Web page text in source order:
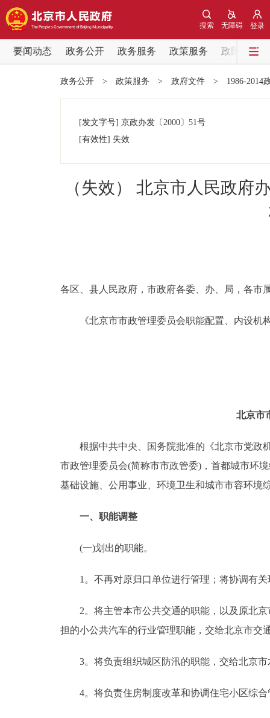
登录
无障碍
搜索
要闻动态 政务公开 政务服务 政策服务
政民互动
党中央精神
政务公开
政民互动
绿色北京
ENGLISH
政务公开 > 政策服务 > 政府文件 > 1986-2014
[发文字号] 京政办发 〔2000〕 51号
[有效性] 失效
（失效） 北京市人民政府
各区、县人民政府，市政府各委、办、局，各市
《北京市市政管理委员会职能配置、内设机
北京市
根据中共中央、国务院批准的《北京市党政机
市政管理委员会(简称市市政管委)，首都城市环
基础设施、公用事业、环境卫生和城市市容环境
一、职能调整
(一)划出的职能。
1。不再对原归口单位进行管理；将协调有关
2。将主管本市公共交通的职能，以及原北京
担的小公共汽车的行业管理职能，交给北京市交
3。将负责组织城区防汛的职能，交给北京市
4。将负责住房制度改革和协调住宅小区综合